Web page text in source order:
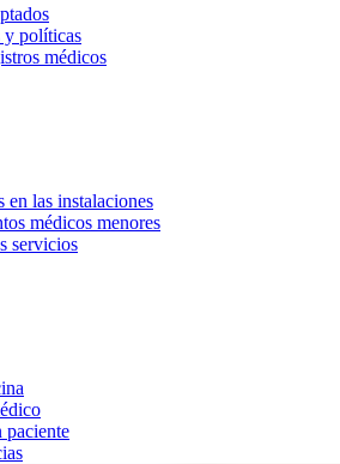
y políticas
médicos
en las instalaciones
médicos menores
servicios
paciente